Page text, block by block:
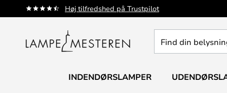
Høj tilfredshed på Trustpilot
Skip
to
din
INDENDØRSLAMPER